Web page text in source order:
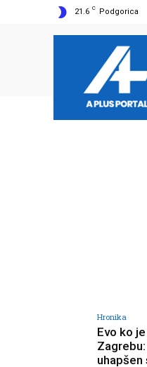
21.6 C Podgorica
Hronika
Evo ko
uhapšen